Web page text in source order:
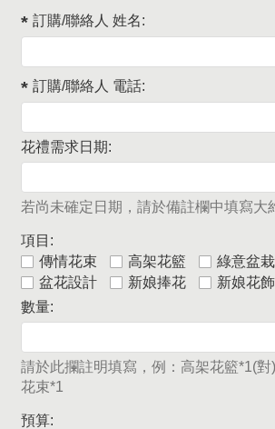
訂購/聯絡人 姓名:
訂購/聯絡人 電話:
花禮需求日期:
若尚未確定日期，請於備註欄中填寫大
項目:
傳情花束
高架花籃 綠意盆栽
盆花設計
新娘捧花 新娘花飾
數量:
請於此攔註明填寫，例：高架花籃*1(對
花束*1
預算: